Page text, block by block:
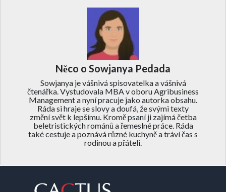
Něco o Sowjanya Pedada
Sowjanya je vášnivá spisovatelka a vášnivá
čtenářka. Vystudovala MBA v oboru Agribusiness
Management a nyní pracuje jako autorka obsahu.
Ráda si hraje se slovy a doufá, že svými texty
změní svět k lepšímu. Kromě psaní ji zajímá četba
beletristických románů a řemeslné práce. Ráda
také cestuje a poznává různé kuchyně a tráví čas s
rodinou a přáteli.